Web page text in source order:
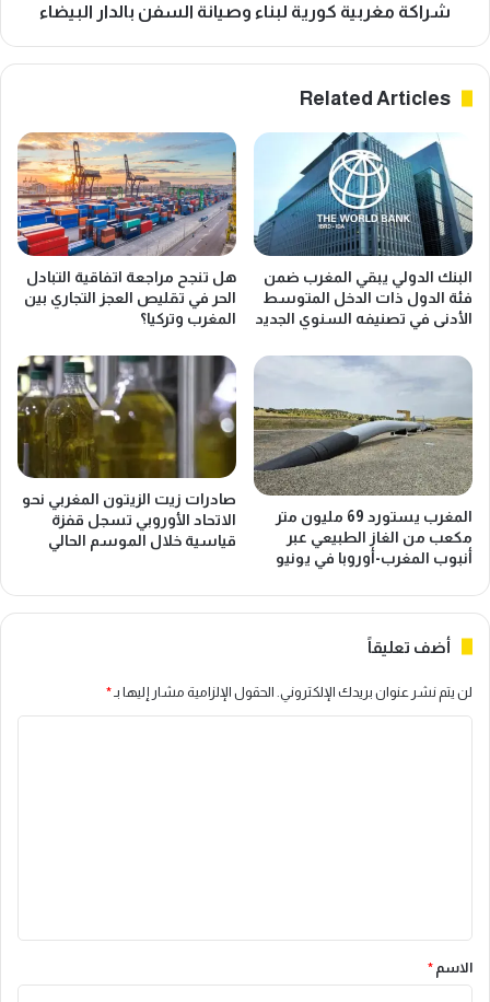
شراكة مغربية كورية لبناء وصيانة السفن بالدار البيضاء
Related Articles
البنك الدولي يبقي المغرب ضمن
فئة الدول ذات الدخل المتوسط
الأدنى في تصنيفه السنوي الجديد
هل تنجح مراجعة اتفاقية التبادل
الحر في تقليص العجز التجاري بين
المغرب وتركيا؟
المغرب يستورد 69 مليون متر
مكعب من الغاز الطبيعي عبر
أنبوب المغرب-أوروبا في يونيو
صادرات زيت الزيتون المغربي نحو
الاتحاد الأوروبي تسجل قفزة
قياسية خلال الموسم الحالي
أضف تعليقاً
لن يتم نشر عنوان بريدك الإلكتروني. الحقول الإلزامية مشار إليها بـ *
*
الاسم *